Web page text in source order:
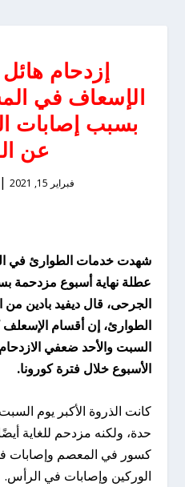
إزدحام
الإسعاف في
بسبب إصابات
عن
فبراير 15, 2021 |
شهدت خدمات الطوارئ في
عطلة نهاية أسبوع مزدحمة
الجرحى، قال ديفيد بادين من
الطوارئ، إن أقسام
السبت والأحد ضعفي الازدحام
الأسبوع خلال فترة كورونا.
كانت الذروة الأكبر يوم
حدة، ولكنه مزدحم للغاية
كسور في المعصم وإصابات
الوركين وإصابات في الرأس.